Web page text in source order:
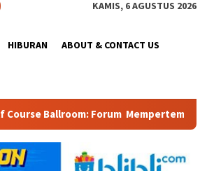
KAMIS, 6 AGUSTUS 2026
HIBURAN ABOUT & CONTACT US
Pemerintah, Pelaku